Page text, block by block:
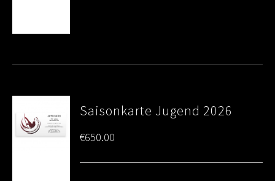
Saisonkarte Jugend 2026
€650.00